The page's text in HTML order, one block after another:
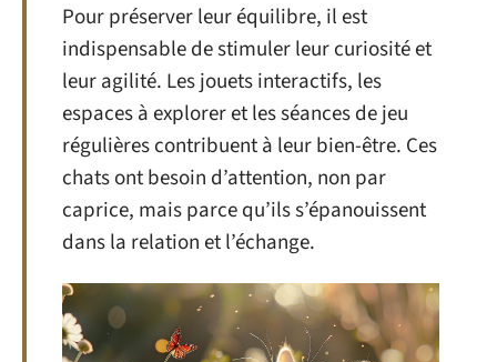
Pour préserver leur équilibre, il est
indispensable de stimuler leur curiosité et
leur agilité. Les jouets interactifs, les
espaces à explorer et les séances de jeu
régulières contribuent à leur bien-être. Ces
chats ont besoin d’attention, non par
caprice, mais parce qu’ils s’épanouissent
dans la relation et l’échange.